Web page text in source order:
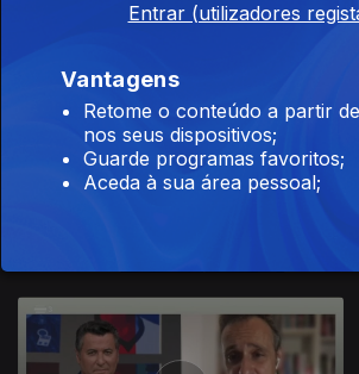
Entrar (utilizadores
Vantagens
Retome o conteúdo a partir
nos seus dispositivos;
Guarde programas favoritos;
Aceda à sua área pessoal;